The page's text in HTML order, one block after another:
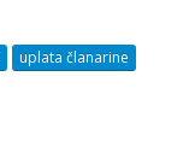
uplata članarine